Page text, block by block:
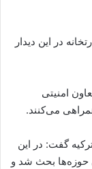
در این دیدار
امنیتی
می‌کنند.
گفت: در این
حوزه‌ها بحث شد و